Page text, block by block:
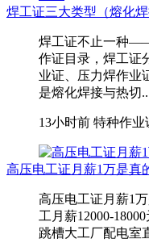
焊工证三大类型（熔化
焊工证不止一种
作证目录，焊工证
业证、压力焊作业
是熔化焊接与热切
13小时前 特种作业
高压电工证月薪1万是真
高压电工证月薪1
工月薪12000-
跳槽大工厂配电室